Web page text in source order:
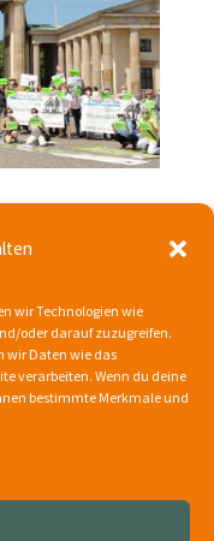
wir Technologien wie
oder darauf zuzugreifen.
wir Daten wie das
verarbeiten. Wenn du deine
bestimmte Merkmale und
Tor.
Luft zum Atmen!
benötigt
10